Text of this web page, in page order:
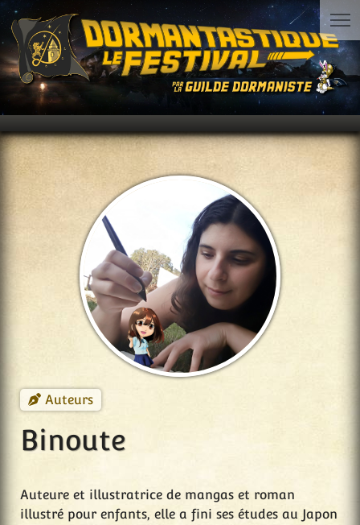
Auteurs
Binoute
Auteure et illustratrice de mangas et roman
illustré pour enfants, elle a fini ses études au Japon